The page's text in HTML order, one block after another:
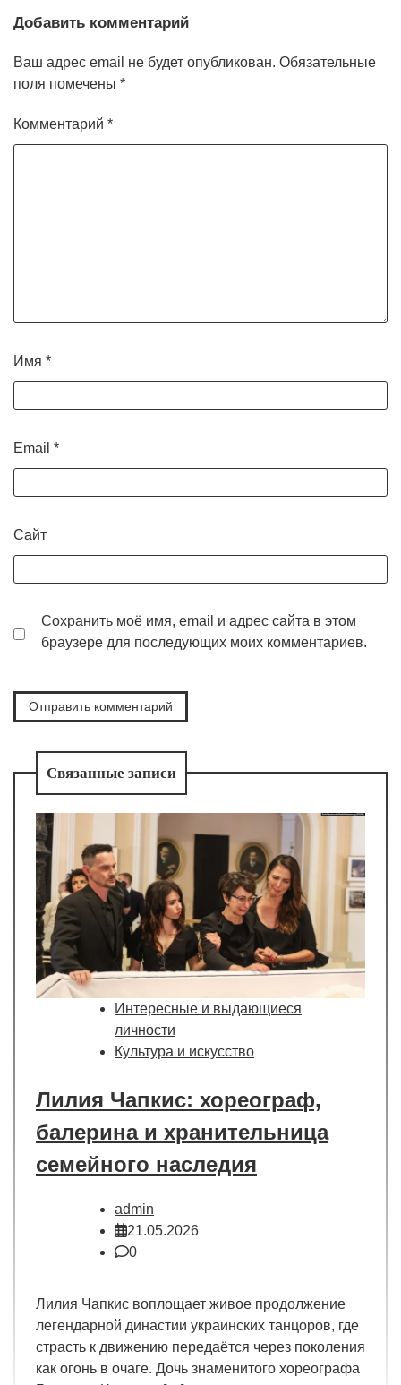
Добавить комментарий
Ваш адрес email не будет опубликован. Обязательные
поля помечены *
Комментарий *
Имя *
Email *
Сайт
Сохранить моё имя, email и адрес сайта в этом
браузере для последующих моих комментариев.
Связанные записи
Интересные и выдающиеся
личности
Культура и искусство
Лилия Чапкис: хореограф,
балерина и хранительница
семейного наследия
admin
21.05.2026
0
Лилия Чапкис воплощает живое продолжение
легендарной династии украинских танцоров, где
страсть к движению передаётся через поколения
как огонь в очаге. Дочь знаменитого хореографа